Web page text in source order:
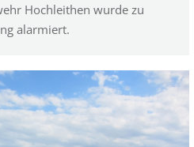
Hochleithen wurde zu
alarmiert.